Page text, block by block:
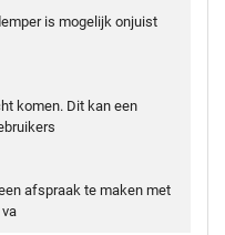
is mogelijk onjuist
komen. Dit kan een
afspraak te maken met